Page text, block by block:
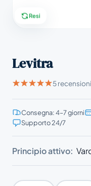
Resi
Levitra
5
Consegna: 4–7 giorni
Supporto 24/7
Principio attivo: